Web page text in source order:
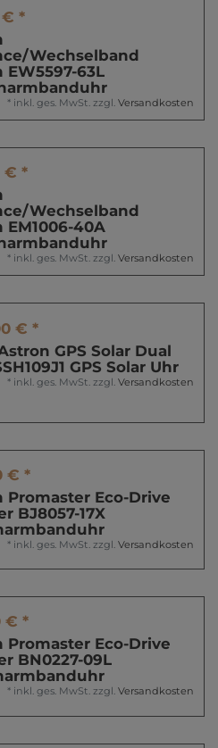
€ *
Wechselband
EW5597-63L
* inkl. ges. MwSt. zzgl. Versandkosten
€ *
Wechselband
EM1006-40A
* inkl. ges. MwSt. zzgl. Versandkosten
€ *
GPS Solar Dual
GPS Solar Uhr
* inkl. ges. MwSt. zzgl. Versandkosten
€ *
Promaster Eco-Drive
BJ8057-17X
* inkl. ges. MwSt. zzgl. Versandkosten
€ *
Promaster Eco-Drive
BN0227-09L
* inkl. ges. MwSt. zzgl. Versandkosten